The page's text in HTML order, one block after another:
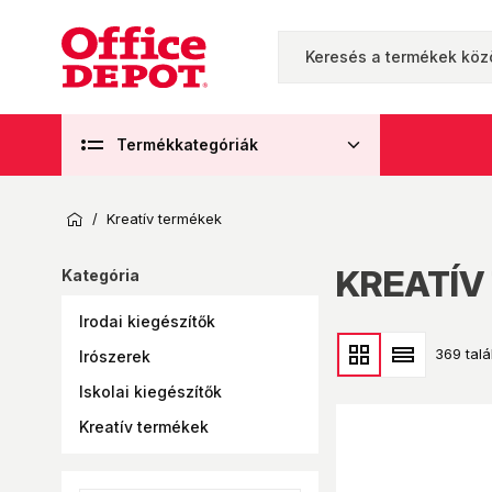
Termékkategóriák
/ Kreatív termékek
369
Kategória
Irodai kiegészítők
Irószerek
Iskolai kiegészítők
Kreatív termékek